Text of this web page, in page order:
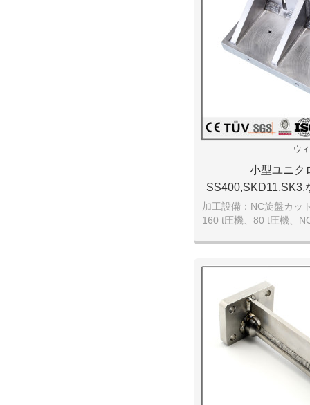
ウ
小型ユニク
SS400,SKD11,SK3,
工した精密
加工設備：NC旋盤カッ
160 t圧機、80 t圧機、
アーク溶接、 大型旋盤